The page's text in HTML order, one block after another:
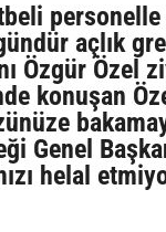
açlık
Özgür Özel
konuşan
Genel
helal